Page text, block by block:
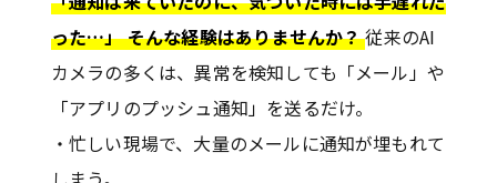
った…」 そんな経験はありませんか？従来のAI
カメラの多くは、異常を検知しても「メール」や
「アプリのプッシュ通知」を送るだけ。
・忙しい現場で、大量のメールに通知が埋もれて